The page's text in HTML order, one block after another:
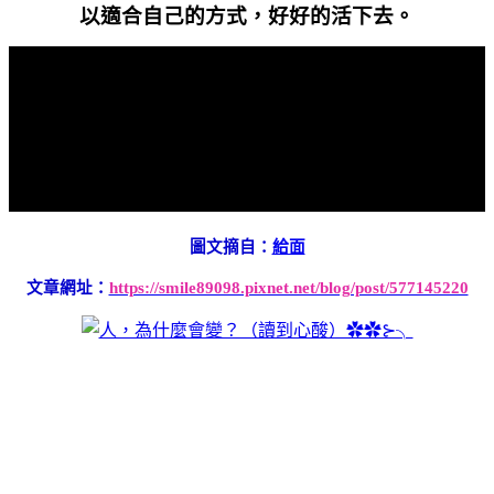
以適合自己的方式，好好的活下去。
圖文摘自： 給面
文章網址： https://smile89098.pixnet.net/blog/post/577145220